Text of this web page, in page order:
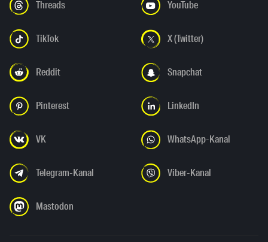
Threads YouTube
TikTok X (Twitter)
Reddit Snapchat
Pinterest LinkedIn
VK WhatsApp-Kanal
Telegram-Kanal Viber-Kanal
Mastodon